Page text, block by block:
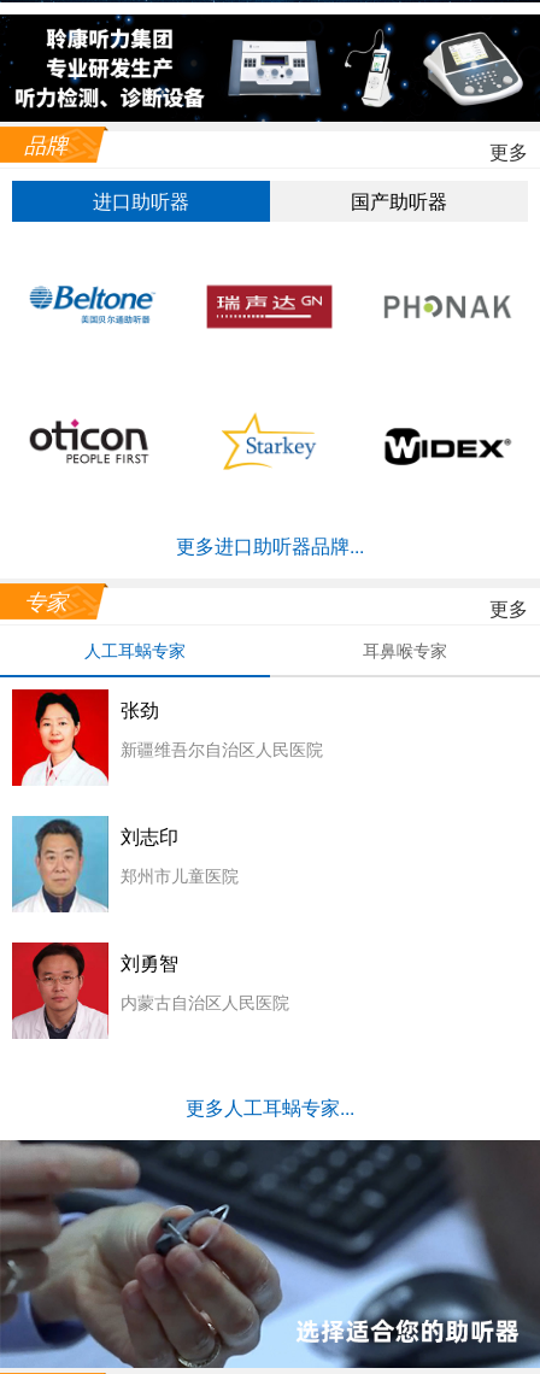
品牌
更多
进口助听器
国产助听器
更多进口助听器品牌...
专家 更多
人工耳蜗专家 耳鼻喉专家
张劲
新疆维吾尔自治区人民医院
刘志印
郑州市儿童医院
刘勇智
内蒙古自治区人民医院
更多人工耳蜗专家...